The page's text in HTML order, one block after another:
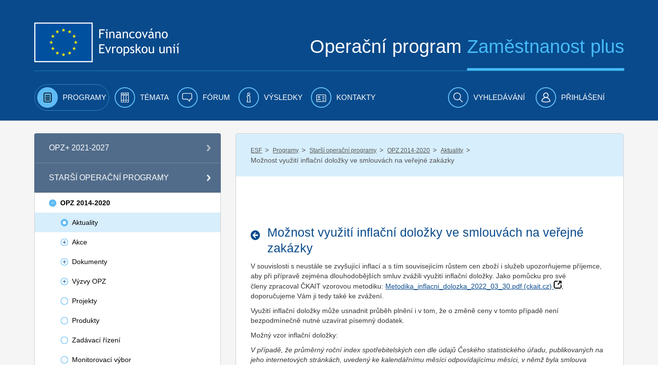
Operační program Zaměstnanost plus
PROGRAMY TÉMATA FÓRUM VÝSLEDKY KONTAKTY VYHLEDÁVÁNÍ PŘIHLÁŠENÍ
OPZ+ 2021-2027
STARŠÍ OPERAČNÍ PROGRAMY
OPZ 2014-2020
Aktuality
Akce
Dokumenty
Výzvy OPZ
Projekty
Produkty
Zadávací řízení
Monitorovací výbor
ESF / Programy / Starší operační programy / OPZ 2014-2020 / Aktuality /
Možnost využití inflační doložky ve smlouvách na veřejné zakázky
Možnost využití inflační doložky ve smlouvách na veřejné
zakázky
V souvislosti s neustále se zvyšující inflací a s tím souvisejícím růstem cen zboží i služeb upozorňujeme příjemce,
aby při přípravě zejména dlouhodobějších smluv zvážili využití inflační doložky. Jako pomůcku pro své
členy zpracoval ČKAIT vzorovou metodiku: Metodika_inflacni_dolozka_2022_03_30.pdf (ckait.cz)
doporučujeme Vám ji tedy také ke zvážení.
Využití inflační doložky může usnadnit průběh plnění i v tom, že o změně ceny v tomto případě není
bezpodmínečně nutné uzavírat písemný dodatek.
Možný vzor inflační doložky:
V případě, že průměrný roční index spotřebitelských cen dle údajů Českého statistického úřadu, publikovaných na
jeho internetových stránkách, uvedený ke kalendářnímu měsíci odpovídajícímu měsíci, v němž byla smlouva